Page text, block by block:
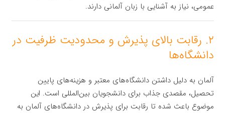
عمومی، نیاز به آشنایی با زبان آلمانی دارند.
۲. رقابت بالای پذیرش و محدودیت ظرفیت در
دانشگاه‌ها
آلمان به دلیل داشتن دانشگاه‌های معتبر و هزینه‌های پایین
تحصیل، مقصدی جذاب برای دانشجویان بین‌المللی است. این
موضوع باعث شده تا رقابت برای پذیرش در دانشگاه‌های آلمان به